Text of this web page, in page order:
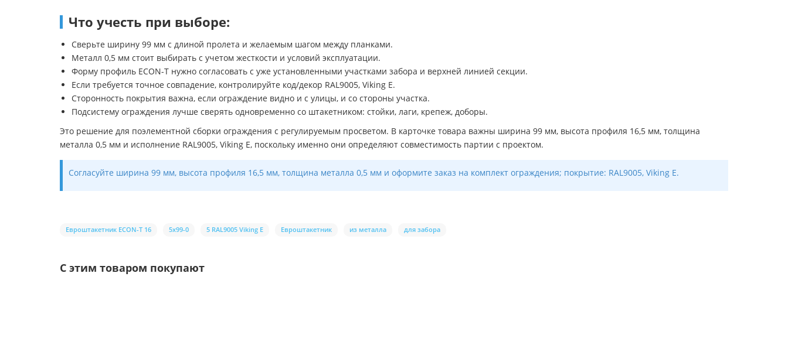
Что учесть при выборе:
Сверьте ширину 99 мм с длиной пролета и желаемым шагом между планками.
Металл 0,5 мм стоит выбирать с учетом жесткости и условий эксплуатации.
Форму профиль ECON-T нужно согласовать с уже установленными участками забора и верхней линией секции.
Если требуется точное совпадение, контролируйте код/декор RAL9005, Viking E.
Сторонность покрытия важна, если ограждение видно и с улицы, и со стороны участка.
Подсистему ограждения лучше сверять одновременно со штакетником: стойки, лаги, крепеж, доборы.
Это решение для поэлементной сборки ограждения с регулируемым просветом. В карточке товара важны ширина 99 мм, высота профиля 16,5 мм, толщина
металла 0,5 мм и исполнение RAL9005, Viking E, поскольку именно они определяют совместимость партии с проектом.
Согласуйте ширина 99 мм, высота профиля 16,5 мм, толщина металла 0,5 мм и оформите заказ на комплект ограждения; покрытие: RAL9005, Viking E.
Евроштакетник ECON-T 16 5х99-0 5 RAL9005 Viking E Евроштакетник из металла для забора
С этим товаром покупают